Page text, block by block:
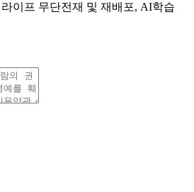
이프 무단전재 및 재배포, AI학습